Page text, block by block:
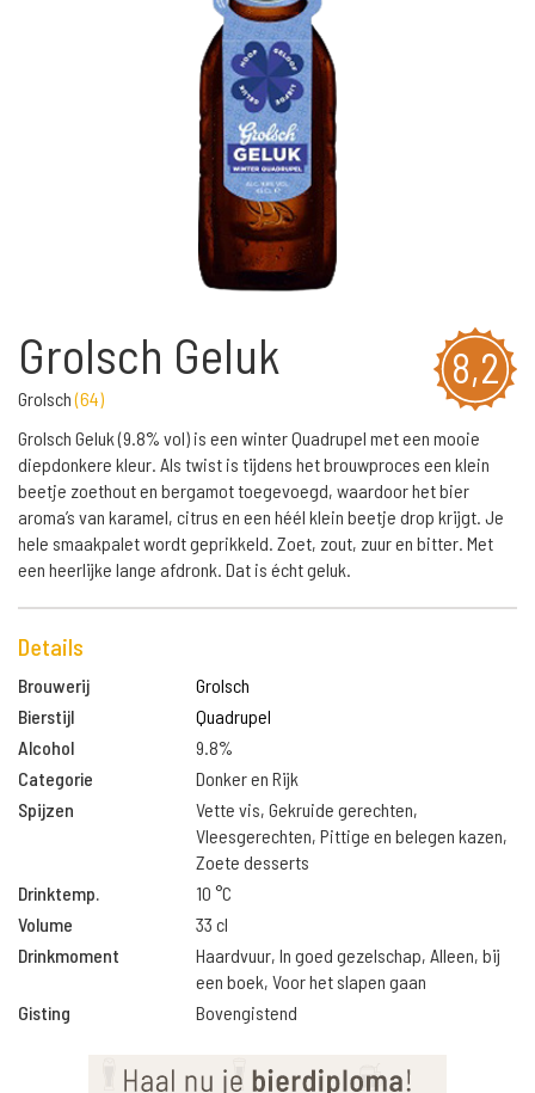
8,2
Grolsch Geluk
Grolsch(64)
Grolsch Geluk (9.8% vol) is een winter Quadrupel met een mooie
diepdonkere kleur. Als twist is tijdens het brouwproces een klein
beetje zoethout en bergamot toegevoegd, waardoor het bier
aroma’s van karamel, citrus en een héél klein beetje drop krijgt. Je
hele smaakpalet wordt geprikkeld. Zoet, zout, zuur en bitter. Met
een heerlijke lange afdronk. Dat is écht geluk.
Details
Brouwerij
Grolsch
Bierstijl
Quadrupel
Alcohol
9.8%
Categorie
Donker en Rijk
Spijzen
Vette vis, Gekruide gerechten,
Vleesgerechten, Pittige en belegen kazen,
Zoete desserts
Drinktemp.
10 °C
Volume
33 cl
Drinkmoment
Haardvuur, In goed gezelschap, Alleen, bij
een boek, Voor het slapen gaan
Gisting
Bovengistend